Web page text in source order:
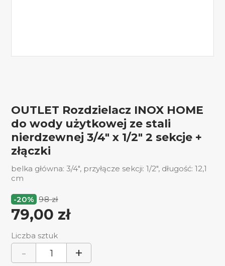
OUTLET Rozdzielacz INOX HOME
do wody użytkowej ze stali
nierdzewnej 3/4″ x 1/2″ 2 sekcje +
złączki
belka główna: 3/4", przyłącze sekcji: 1/2", długość: 12,1
cm
-20% 98 zł
79,00 zł
Liczba sztuk
- +